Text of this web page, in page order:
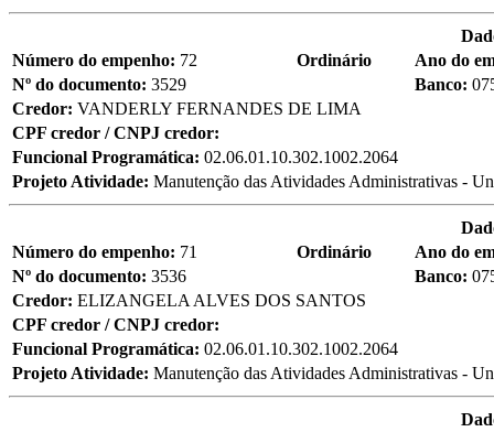
Número do empenho: 72 Ordinário
Ano do
Nº do documento: 3529 Banco:
Credor: VANDERLY FERNANDES DE LIMA
CPF credor / CNPJ credor:
Funcional Programática: 02.06.01.10.302.1002.2064
Projeto Atividade: Manutenção das Atividades Administrativas -
Número do empenho: 71 Ordinário
Ano do
Nº do documento: 3536 Banco:
Credor: ELIZANGELA ALVES DOS SANTOS
CPF credor / CNPJ credor:
Funcional Programática: 02.06.01.10.302.1002.2064
Projeto Atividade: Manutenção das Atividades Administrativas -